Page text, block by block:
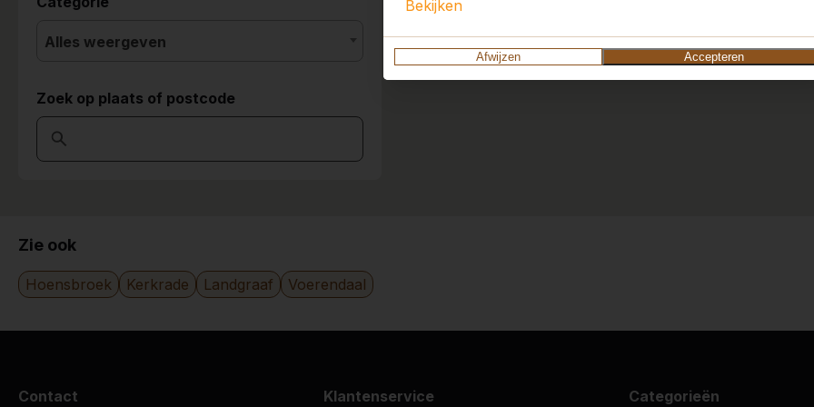
Bekijken
Afwijzen Accepteren
Alles weergeven
Zoek op plaats of postcode
Zie ook
Hoensbroek Kerkrade Landgraaf Voerendaal
Contact Klantenservice Categorieën